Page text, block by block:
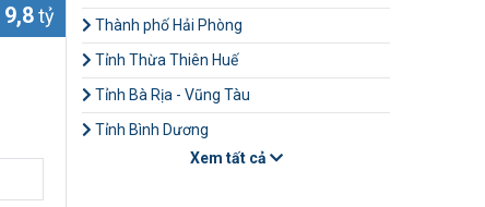
9,8tỷ
Thành phố Hải Phòng
Tỉnh Thừa Thiên Huế
Tỉnh Bà Rịa - Vũng Tàu
Tỉnh Bình Dương
Xem tất cả